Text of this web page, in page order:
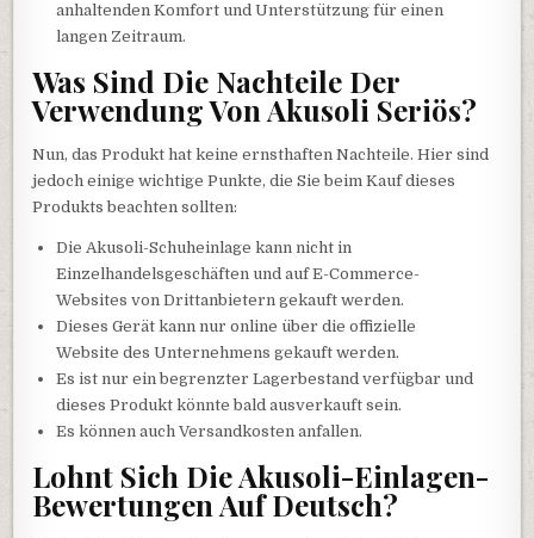
anhaltenden Komfort und Unterstützung für einen
langen Zeitraum.
Was Sind Die Nachteile Der
Verwendung Von Akusoli Seriös?
Nun, das Produkt hat keine ernsthaften Nachteile. Hier sind
jedoch einige wichtige Punkte, die Sie beim Kauf dieses
Produkts beachten sollten:
Die Akusoli-Schuheinlage kann nicht in
Einzelhandelsgeschäften und auf E-Commerce-
Websites von Drittanbietern gekauft werden.
Dieses Gerät kann nur online über die offizielle
Website des Unternehmens gekauft werden.
Es ist nur ein begrenzter Lagerbestand verfügbar und
dieses Produkt könnte bald ausverkauft sein.
Es können auch Versandkosten anfallen.
Lohnt Sich Die Akusoli-Einlagen-
Bewertungen Auf Deutsch?